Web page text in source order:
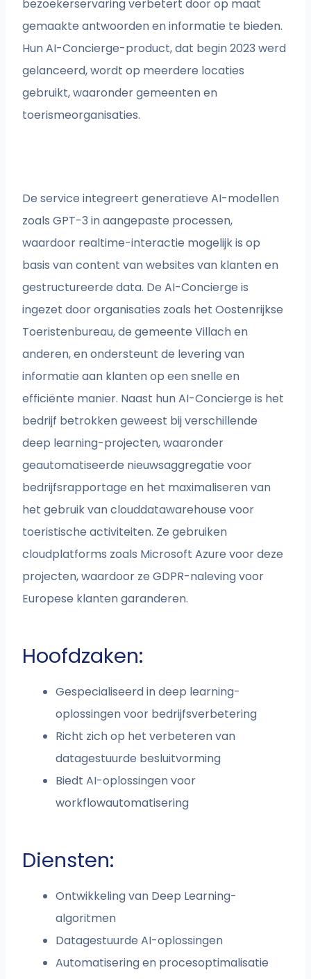
bezoekerservaring verbetert door op maat
gemaakte antwoorden en informatie te bieden.
Hun AI-Concierge-product, dat begin 2023 werd
gelanceerd, wordt op meerdere locaties
gebruikt, waaronder gemeenten en
toerismeorganisaties.
De service integreert generatieve AI-modellen
zoals GPT-3 in aangepaste processen,
waardoor realtime-interactie mogelijk is op
basis van content van websites van klanten en
gestructureerde data. De AI-Concierge is
ingezet door organisaties zoals het Oostenrijkse
Toeristenbureau, de gemeente Villach en
anderen, en ondersteunt de levering van
informatie aan klanten op een snelle en
efficiënte manier. Naast hun AI-Concierge is het
bedrijf betrokken geweest bij verschillende
deep learning-projecten, waaronder
geautomatiseerde nieuwsaggregatie voor
bedrijfsrapportage en het maximaliseren van
het gebruik van clouddatawarehouse voor
toeristische activiteiten. Ze gebruiken
cloudplatforms zoals Microsoft Azure voor deze
projecten, waardoor ze GDPR-naleving voor
Europese klanten garanderen.
Hoofdzaken:
Gespecialiseerd in deep learning-
oplossingen voor bedrijfsverbetering
Richt zich op het verbeteren van
datagestuurde besluitvorming
Biedt AI-oplossingen voor
workflowautomatisering
Diensten:
Ontwikkeling van Deep Learning-
algoritmen
Datagestuurde AI-oplossingen
Automatisering en procesoptimalisatie